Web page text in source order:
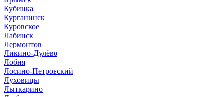
Кубинка
Курганинск
Куровское
Лабинск
Лермонтов
Ликино-Дулёво
Лобня
Лосино-Петровский
Луховицы
Лыткарино